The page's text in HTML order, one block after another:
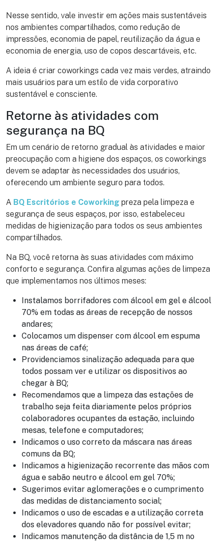
Nesse sentido, vale investir em ações mais sustentáveis
nos ambientes compartilhados, como redução de
impressões, economia de papel, reutilização da água e
economia de energia, uso de copos descartáveis, etc.
A ideia é criar coworkings cada vez mais verdes, atraindo
mais usuários para um estilo de vida corporativo
sustentável e consciente.
Retorne às atividades com
segurança na BQ
Em um cenário de retorno gradual às atividades e maior
preocupação com a higiene dos espaços, os coworkings
devem se adaptar às necessidades dos usuários,
oferecendo um ambiente seguro para todos.
A BQ Escritórios e Coworking preza pela limpeza e
segurança de seus espaços, por isso, estabeleceu
medidas de higienização para todos os seus ambientes
compartilhados.
Na BQ, você retorna às suas atividades com máximo
conforto e segurança. Confira algumas ações de limpeza
que implementamos nos últimos meses:
Instalamos borrifadores com álcool em gel e álcool
70% em todas as áreas de recepção de nossos
andares;
Colocamos um dispenser com álcool em espuma
nas áreas de café;
Providenciamos sinalização adequada para que
todos possam ver e utilizar os dispositivos ao
chegar à BQ;
Recomendamos que a limpeza das estações de
trabalho seja feita diariamente pelos próprios
colaboradores ocupantes da estação, incluindo
mesas, telefone e computadores;
Indicamos o uso correto da máscara nas áreas
comuns da BQ;
Indicamos a higienização recorrente das mãos com
água e sabão neutro e álcool em gel 70%;
Sugerimos evitar aglomerações e o cumprimento
das medidas de distanciamento social;
Indicamos o uso de escadas e a utilização correta
dos elevadores quando não for possível evitar;
Indicamos manutenção da distância de 1,5 m no